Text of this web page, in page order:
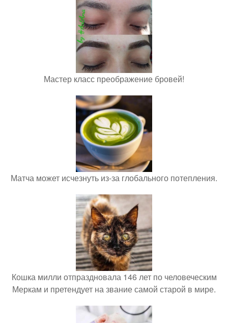
Мастер класс преображение бровей!
Матча может исчезнуть из-за глобального потепления.
Кошка милли отпраздновала 146 лет по человеческим
Меркам и претендует на звание самой старой в мире.